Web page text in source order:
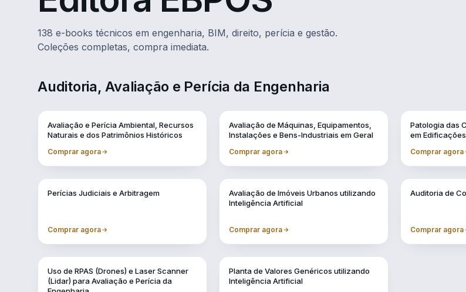
138 e-books técnicos em engenharia, BIM, direito, perícia e gestão.
Coleções completas, compra imediata.
Auditoria, Avaliação e Perícia da Engenharia
Avaliação e Perícia Ambiental, Recursos
Naturais e dos Patrimônios Históricos
Comprar agora
Avaliação de Máquinas, Equipamentos,
Instalações e Bens-Industriais em Geral
Comprar agora
Patologia das
em Edificações
Comprar agora
Vol. 4
Perícias Judiciais e Arbitragem
Comprar agora
Avaliação de Imóveis Urbanos utilizando
Inteligência Artificial
Comprar agora
Auditoria de
Comprar agora
Uso de RPAS (Drones) e Laser Scanner
(Lidar) para Avaliação e Perícia da
Planta de Valores Genéricos utilizando
Inteligência Artificial